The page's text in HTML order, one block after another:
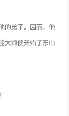
的弟子。因而，他
大师便开始了东山